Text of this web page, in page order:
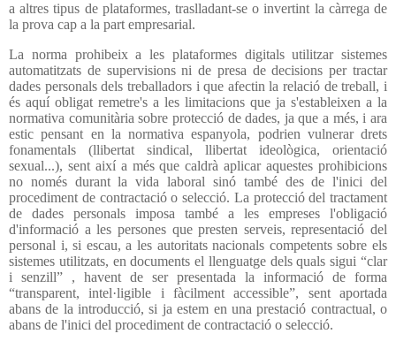
a altres tipus de plataformes, traslladant-se o invertint la càrrega de
la prova cap a la part empresarial.
La norma prohibeix a les plataformes digitals utilitzar sistemes
automatitzats de supervisions ni de presa de decisions per tractar
dades personals dels treballadors i que afectin la relació de treball, i
és aquí obligat remetre's a les limitacions que ja s'estableixen a la
normativa comunitària sobre protecció de dades, ja que a més, i ara
estic pensant en la normativa espanyola, podrien vulnerar drets
fonamentals (llibertat sindical, llibertat ideològica, orientació
sexual...), sent així a més que caldrà aplicar aquestes prohibicions
no només durant la vida laboral sinó també des de l'inici del
procediment de contractació o selecció. La protecció del tractament
de dades personals imposa també a les empreses l'obligació
d'informació a les persones que presten serveis, representació del
personal i, si escau, a les autoritats nacionals competents sobre els
sistemes utilitzats, en documents el llenguatge dels quals sigui “clar
i senzill” , havent de ser presentada la informació de forma
“transparent, intel·ligible i fàcilment accessible”, sent aportada
abans de la introducció, si ja estem en una prestació contractual, o
abans de l'inici del procediment de contractació o selecció.